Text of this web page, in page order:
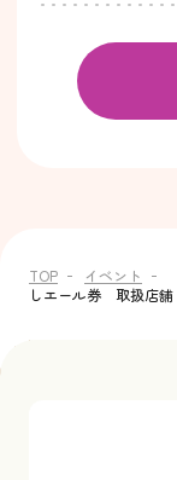
TOP イベント
しエール券 取扱店舗